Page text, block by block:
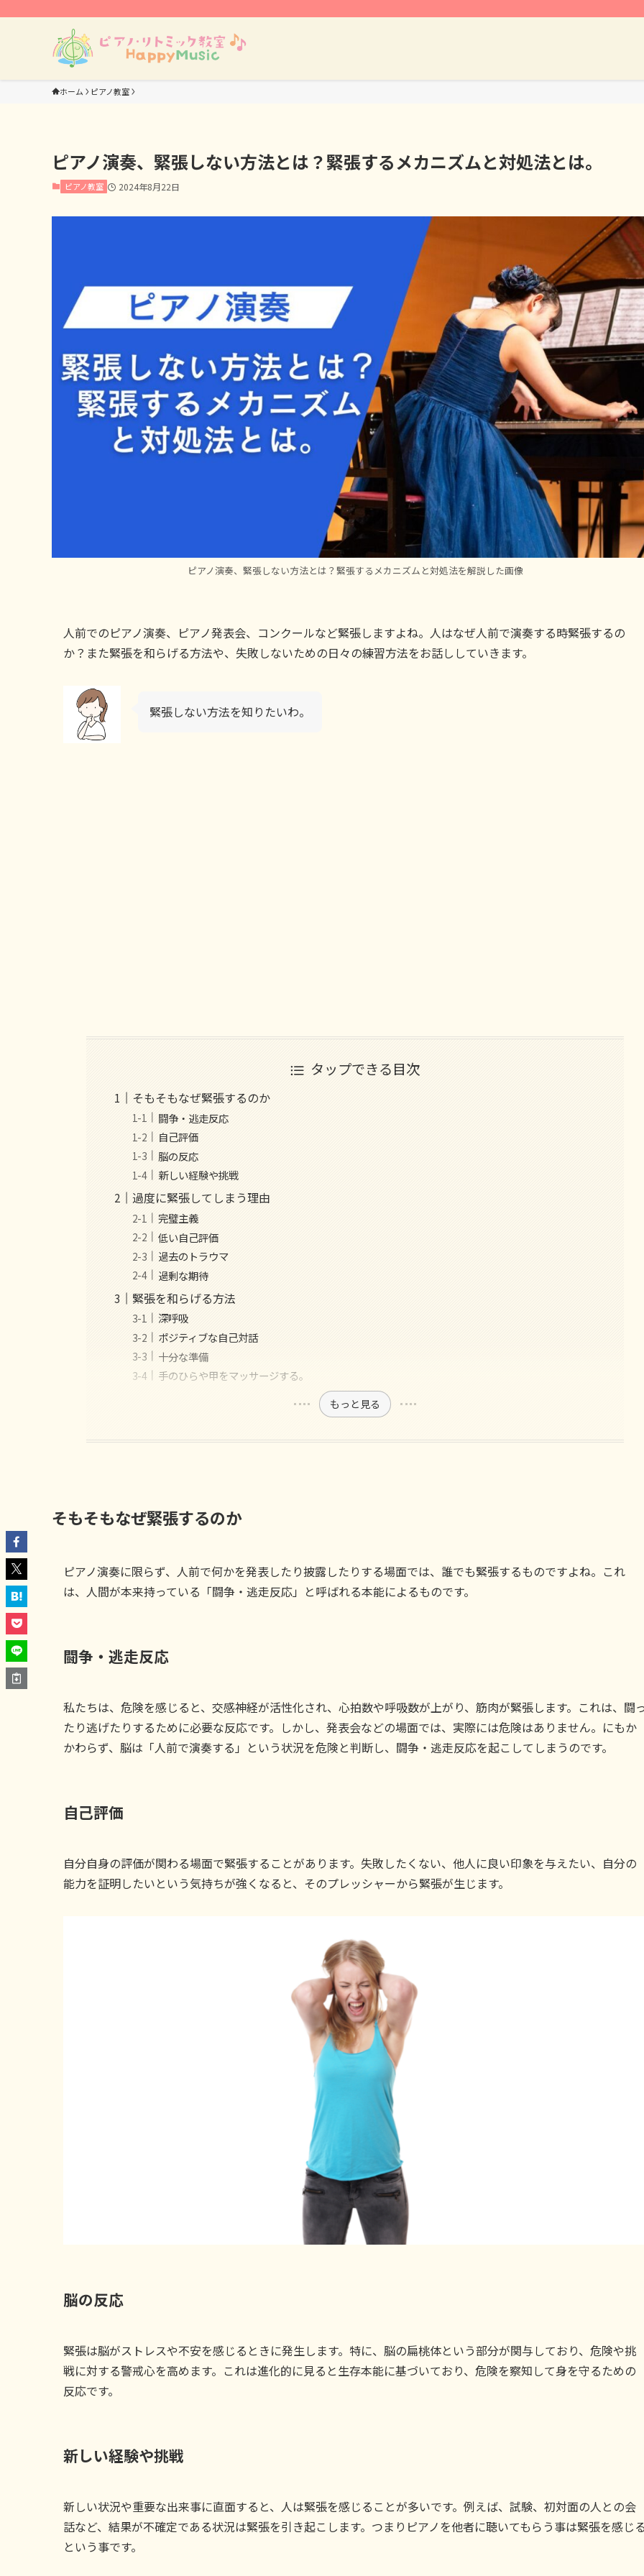
ホーム ピアノ教室
ピアノ演奏、緊張しない方法とは？緊張するメカニズムと対処法とは。
ピアノ教室 2024年8月22日
ピアノ演奏、緊張しない方法とは？緊張するメカニズムと対処法を解説した画像
人前でのピアノ演奏、ピアノ発表会、コンクールなど緊張しますよね。人はなぜ人前で演奏する時緊張するの
か？また緊張を和らげる方法や、失敗しないための日々の練習方法をお話ししていきます。
緊張しない方法を知りたいわ。
タップできる目次
そもそもなぜ緊張するのか
闘争・逃走反応
自己評価
脳の反応
新しい経験や挑戦
過度に緊張してしまう理由
完璧主義
低い自己評価
過去のトラウマ
過剰な期待
緊張を和らげる方法
深呼吸
ポジティブな自己対話
十分な準備
手のひらや甲をマッサージする。
もっと見る
そもそもなぜ緊張するのか
ピアノ演奏に限らず、人前で何かを発表したり披露したりする場面では、誰でも緊張するものですよね。これ
は、人間が本来持っている「闘争・逃走反応」と呼ばれる本能によるものです。
闘争・逃走反応
私たちは、危険を感じると、交感神経が活性化され、心拍数や呼吸数が上がり、筋肉が緊張します。これは、闘
たり逃げたりするために必要な反応です。しかし、発表会などの場面では、実際には危険はありません。にもか
かわらず、脳は「人前で演奏する」という状況を危険と判断し、闘争・逃走反応を起こしてしまうのです。
自己評価
自分自身の評価が関わる場面で緊張することがあります。失敗したくない、他人に良い印象を与えたい、自分の
能力を証明したいという気持ちが強くなると、そのプレッシャーから緊張が生じます。
脳の反応
緊張は脳がストレスや不安を感じるときに発生します。特に、脳の扁桃体という部分が関与しており、危険や挑
戦に対する警戒心を高めます。これは進化的に見ると生存本能に基づいており、危険を察知して身を守るための
反応です。
新しい経験や挑戦
新しい状況や重要な出来事に直面すると、人は緊張を感じることが多いです。例えば、試験、初対面の人との会
話など、結果が不確定である状況は緊張を引き起こします。つまりピアノを他者に聴いてもらう事は緊張を感じ
という事です。